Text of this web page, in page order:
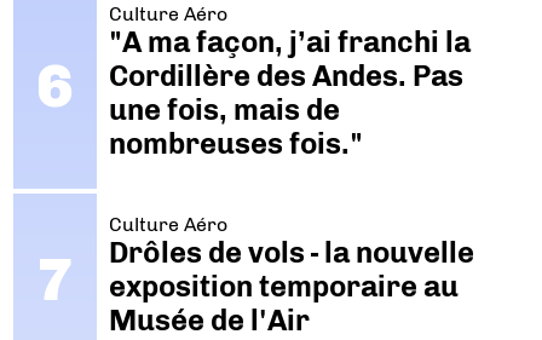
Culture Aéro
"A ma façon, j’ai franchi la
Cordillère des Andes. Pas
une fois, mais de
nombreuses fois."
Culture Aéro
Drôles de vols - la nouvelle
exposition temporaire au
Musée de l'Air